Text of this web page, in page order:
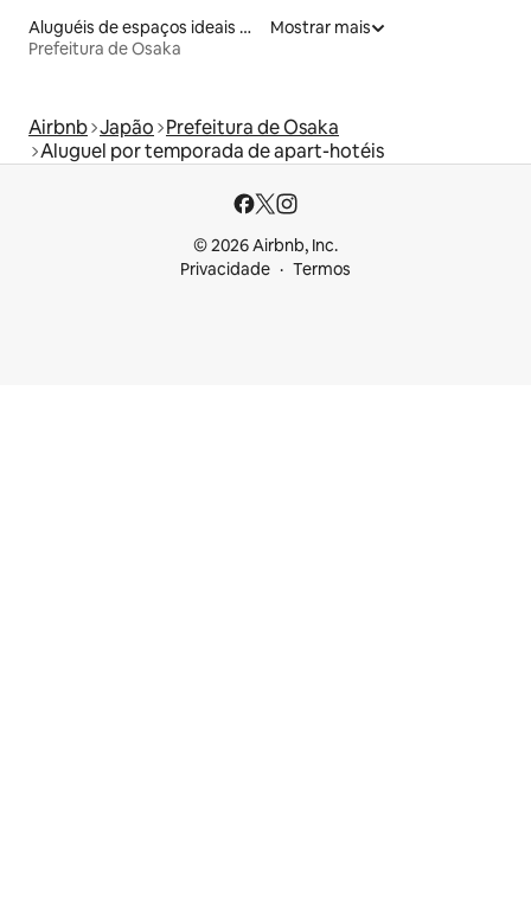
Aluguéis de espaços ideais para famílias
Prefeitura de Osaka
Mostrar mais
Airbnb Japão Prefeitura de Osaka
Aluguel por temporada de apart-hotéis
© 2026 Airbnb, Inc.
Privacidade
Termos